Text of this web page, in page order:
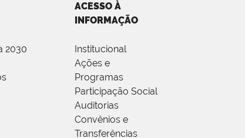
2030
ACESSO À
INFORMAÇÃO
Institucional
Ações e
Programas
Participação Social
Auditorias
Convênios e
Transferências